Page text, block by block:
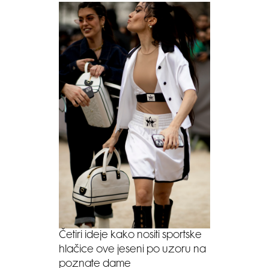
Četiri ideje kako nositi sportske
hlačice ove jeseni po uzoru na
poznate dame